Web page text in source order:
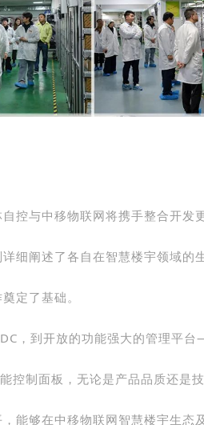
控与中移物联网将携手整合开发
细阐述了各自在智慧楼宇领域的
定了基础。
，到开放的功能强大的管理平
控制面板，无论是产品品质还是
能够在中移物联网智慧楼宇生态